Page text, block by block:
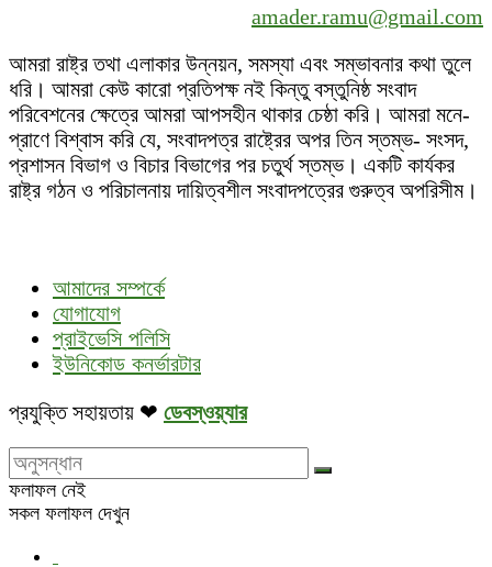
amader.ramu@gmail.com
আমরা রাষ্ট্র তথা এলাকার উন্নয়ন, সমস্যা এবং সম্ভাবনার কথা তুলে
ধরি। আমরা কেউ কারো প্রতিপক্ষ নই কিন্তু বস্তুনিষ্ঠ সংবাদ
পরিবেশনের ক্ষেত্রে আমরা আপসহীন থাকার চেষ্ঠা করি। আমরা মনে-
প্রাণে বিশ্বাস করি যে, সংবাদপত্র রাষ্ট্রের অপর তিন স্তম্ভ- সংসদ,
প্রশাসন বিভাগ ও বিচার বিভাগের পর চতুর্থ স্তম্ভ। একটি কার্যকর
রাষ্ট্র গঠন ও পরিচালনায় দায়িত্বশীল সংবাদপত্রের গুরুত্ব অপরিসীম।
আমাদের সম্পর্কে
যোগাযোগ
প্রাইভেসি পলিসি
ইউনিকোড কনর্ভারটার
প্রযুক্তি সহায়তায় ❤ ডেবস্ওয়্যার
ফলাফল নেই
সকল ফলাফল দেখুন